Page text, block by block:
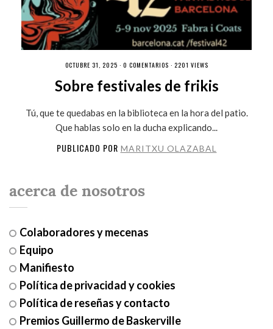
OCTUBRE 31, 2025 · 0 COMENTARIOS · 2201 VIEWS
Sobre festivales de frikis
Tú, que te quedabas en la biblioteca en la hora del patio.
Que hablas solo en la ducha explicando...
PUBLICADO POR MARITXU OLAZABAL
acerca de nosotros
Colaboradores y mecenas
Equipo
Manifiesto
Política de privacidad y cookies
Política de reseñas y contacto
Premios Guillermo de Baskerville